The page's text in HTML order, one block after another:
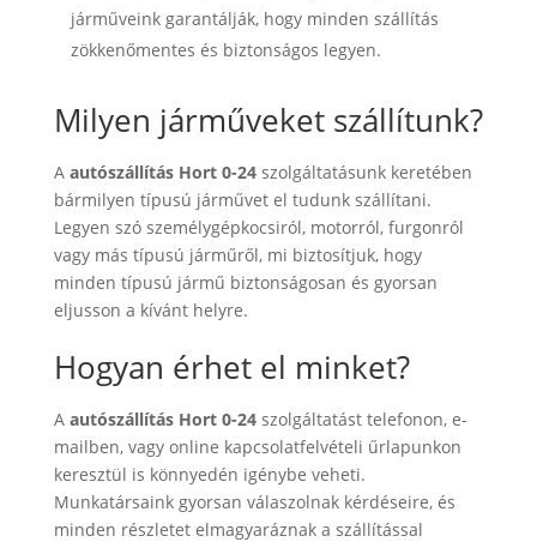
járműveink garantálják, hogy minden szállítás
zökkenőmentes és biztonságos legyen.
Milyen járműveket szállítunk?
A autószállítás Hort 0-24szolgáltatásunk keretében
bármilyen típusú járművet el tudunk szállítani.
Legyen szó személygépkocsiról, motorról, furgonról
vagy más típusú járműről, mi biztosítjuk, hogy
minden típusú jármű biztonságosan és gyorsan
eljusson a kívánt helyre.
Hogyan érhet el minket?
A autószállítás Hort 0-24szolgáltatást telefonon, e-
mailben, vagy online kapcsolatfelvételi űrlapunkon
keresztül is könnyedén igénybe veheti.
Munkatársaink gyorsan válaszolnak kérdéseire, és
minden részletet elmagyaráznak a szállítással